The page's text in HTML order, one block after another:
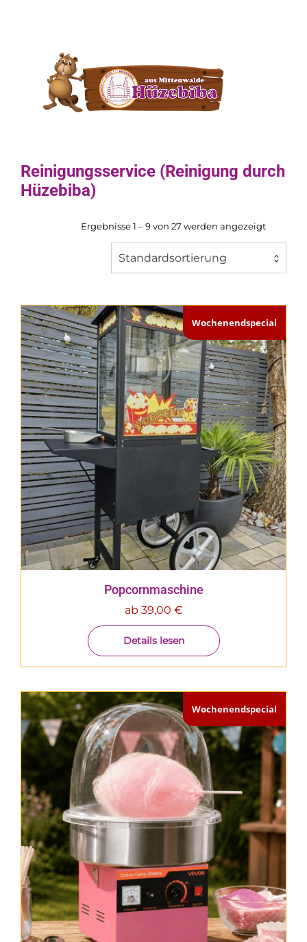
Reinigungsservice (Reinigung durch
Hüzebiba)
Ergebnisse 1 – 9 von 27 werden angezeigt
Standardsortierung
Wochenendspecial
Popcornmaschine
ab 39,00 €
Details lesen
Wochenendspecial